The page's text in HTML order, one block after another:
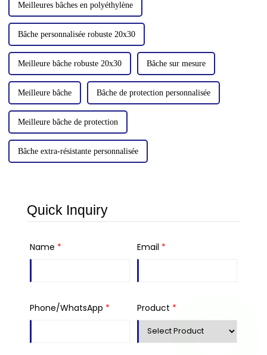
Meilleures bâches en polyéthylène
Bâche personnalisée robuste 20x30
Meilleure bâche robuste 20x30 Bâche sur mesure
Meilleure bâche Bâche de protection personnalisée
Meilleure bâche de protection
Bâche extra-résistante personnalisée
Quick Inquiry
Name * Email *
Phone/WhatsApp * Product *